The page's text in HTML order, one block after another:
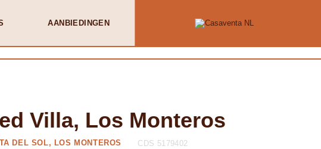
AANBIEDINGEN
Villa, Los Monteros
DEL SOL, LOS MONTEROS CDS 5179402